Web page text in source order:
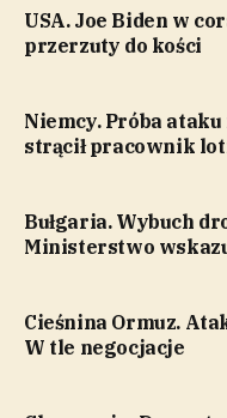
USA. Joe Biden w
przerzuty do kości
Niemcy. Próba
strącił pracownik
Bułgaria. Wybuch
Ministerstwo
Cieśnina Ormuz.
W tle negocjacje